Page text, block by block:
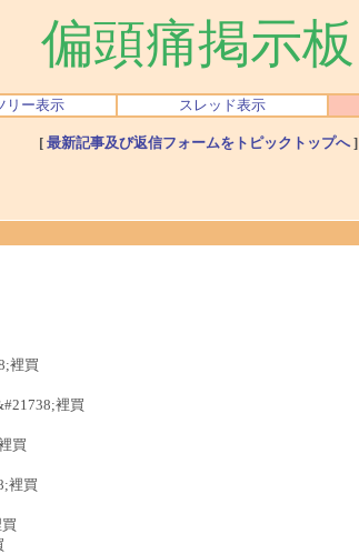
偏頭痛掲示板
リー表示 スレッド表示
[ 最新記事及び返信フォームをトピックトップへ]
裡買
裡買
買
裡買